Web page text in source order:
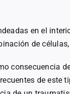
en el
de
consecuencia
de este